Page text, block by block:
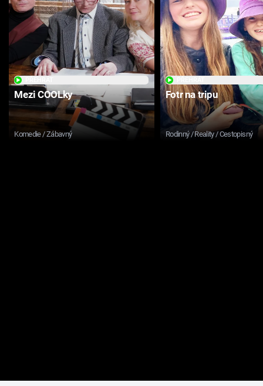
Mezi COOLky
Komedie / Zábavný
Fotr na tripu
Rodinný / Reality / Cestopisný